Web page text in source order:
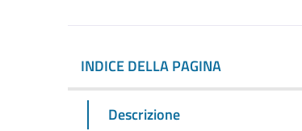
INDICE DELLA PAGINA
Descrizione